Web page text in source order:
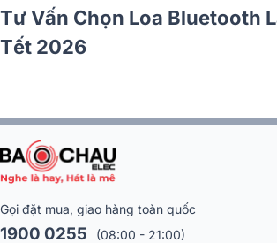
3
Mẫu Loa Bluetooth
Gọn Nhẹ, Pin Lâu, Âm
Gọi đặt mua, giao hàng toàn quốc